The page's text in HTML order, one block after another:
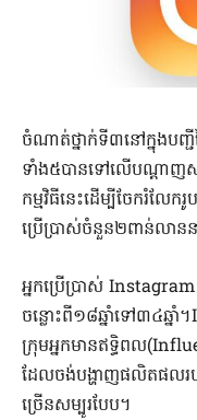
ចំណាត់ថ្នាក់ទី៣នៅក្នុងបញ្ជី
ទាំង៥បានទៅលើបណ្តាញ
កម្មវិធីនេះដើម្បីចែករំលែ
ប្រើប្រាស់ចំនួន២ពាន់លា
អ្នកប្រើប្រាស់
ចន្លោះពី១៨ឆ្នាំទៅ៣៤ឆ្ន
ក្រុមអ្នកមានឥទ្ធិពល
ដែលចង់បង្ហាញផលិតផលរ
ច្រើនសម្បូរបែប។